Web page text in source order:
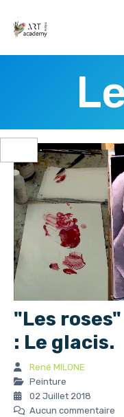
"Les
: Le glacis.
René MILONE
Peinture
02 Juillet 2018
Aucun commentaire